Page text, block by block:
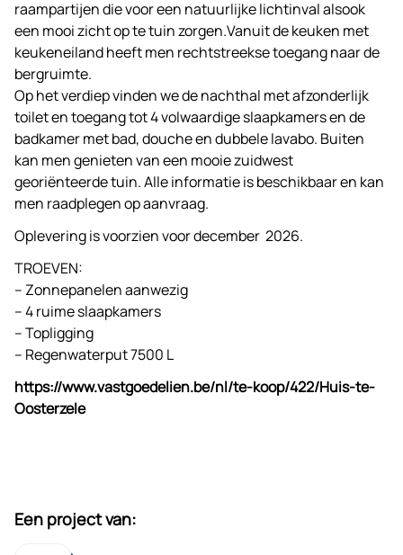
raampartijen die voor een natuurlijke lichtinval alsook
een mooi zicht op te tuin zorgen.Vanuit de keuken met
keukeneiland heeft men rechtstreekse toegang naar de
bergruimte.
Op het verdiep vinden we de nachthal met afzonderlijk
toilet en toegang tot 4 volwaardige slaapkamers en de
badkamer met bad, douche en dubbele lavabo. Buiten
kan men genieten van een mooie zuidwest
georiënteerde tuin. Alle informatie is beschikbaar en kan
men raadplegen op aanvraag.
Oplevering is voorzien voor december 2026.
TROEVEN:
– Zonnepanelen aanwezig
– 4 ruime slaapkamers
– Topligging
– Regenwaterput 7500 L
https://www.vastgoedelien.be/nl/te-koop/422/Huis-te-
Oosterzele
Een project van: